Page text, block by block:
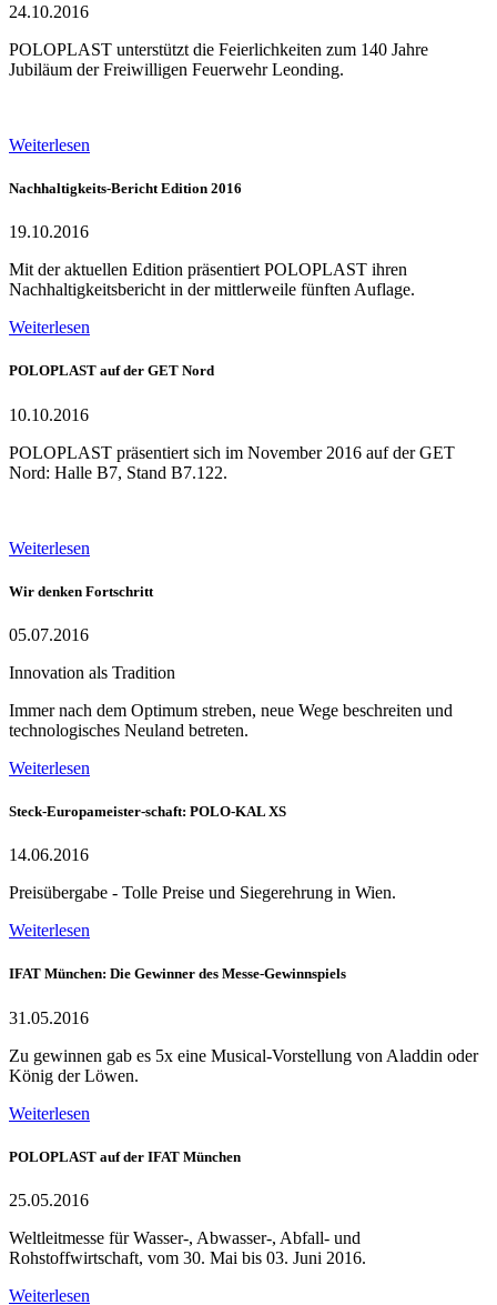
24.10.2016
POLOPLAST unterstützt die Feierlichkeiten zum 140 Jahre
Jubiläum der Freiwilligen Feuerwehr Leonding.
Weiterlesen
Nachhaltigkeits-Bericht Edition 2016
19.10.2016
Mit der aktuellen Edition präsentiert POLOPLAST ihren
Nachhaltigkeitsbericht in der mittlerweile fünften Auflage.
Weiterlesen
POLOPLAST auf der GET Nord
10.10.2016
POLOPLAST präsentiert sich im November 2016 auf der GET
Nord: Halle B7, Stand B7.122.
Weiterlesen
Wir denken Fortschritt
05.07.2016
Innovation als Tradition
Immer nach dem Optimum streben, neue Wege beschreiten und
technologisches Neuland betreten.
Weiterlesen
Steck-Europameister-schaft: POLO-KAL XS
14.06.2016
Preisübergabe - Tolle Preise und Siegerehrung in Wien.
Weiterlesen
IFAT München: Die Gewinner des Messe-Gewinnspiels
31.05.2016
Zu gewinnen gab es 5x eine Musical-Vorstellung von Aladdin oder
König der Löwen.
Weiterlesen
POLOPLAST auf der IFAT München
25.05.2016
Weltleitmesse für Wasser-, Abwasser-, Abfall- und
Rohstoffwirtschaft, vom 30. Mai bis 03. Juni 2016.
Weiterlesen